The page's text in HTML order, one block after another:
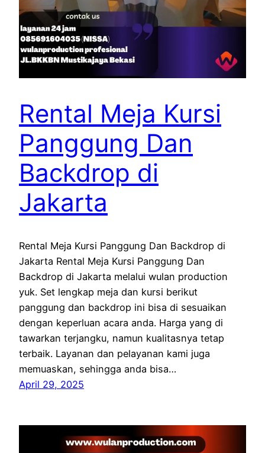
Rental Meja Kursi
Panggung Dan
Backdrop di
Jakarta
Rental Meja Kursi Panggung Dan Backdrop di
Jakarta Rental Meja Kursi Panggung Dan
Backdrop di Jakarta melalui wulan production
yuk. Set lengkap meja dan kursi berikut
panggung dan backdrop ini bisa di sesuaikan
dengan keperluan acara anda. Harga yang di
tawarkan terjangku, namun kualitasnya tetap
terbaik. Layanan dan pelayanan kami juga
memuaskan, sehingga anda bisa…
April 29, 2025